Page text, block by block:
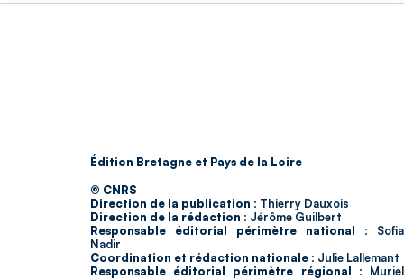
Édition Bretagne et Pays de la Loire
© CNRS
Direction de la publication : Thierry Dauxois
Direction de la rédaction : Jérôme Guilbert
Responsable éditorial périmètre national : Sofia
Nadir
Coordination et rédaction nationale : Julie Lallemant
Responsable éditorial périmètre régional : Muriel